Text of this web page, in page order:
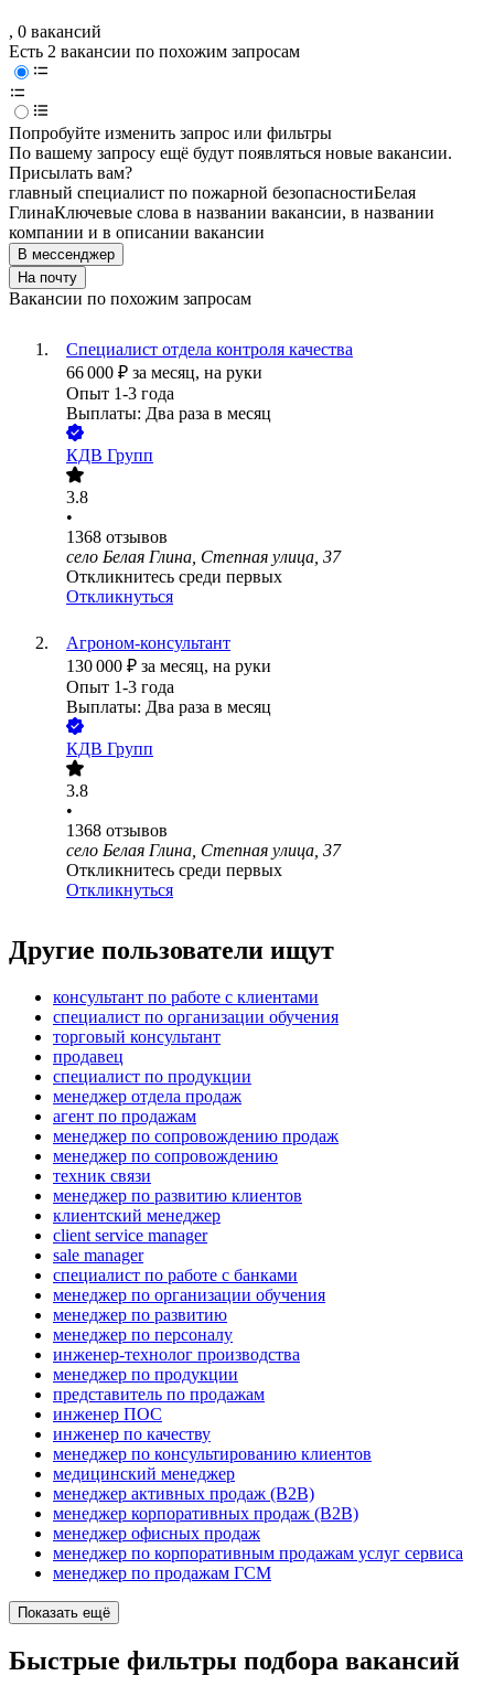
, 0 вакансий
Есть 2 вакансии по похожим запросам
Попробуйте изменить запрос или фильтры
По вашему запросу ещё будут появляться новые вакансии.
Присылать вам?
главный специалист по пожарной безопасностиБелая
ГлинаКлючевые слова в названии вакансии, в названии
компании и в описании вакансии
В мессенджер
На почту
Вакансии по похожим запросам
Специалист отдела контроля качества
66 000 ₽ за месяц, на руки
Опыт 1-3 года
Выплаты: Два раза в месяц
КДВ Групп
3.8
•
1368 отзывов
село Белая Глина, Степная улица, 37
Откликнитесь среди первых
Откликнуться
Агроном-консультант
130 000 ₽ за месяц, на руки
Опыт 1-3 года
Выплаты: Два раза в месяц
КДВ Групп
3.8
•
1368 отзывов
село Белая Глина, Степная улица, 37
Откликнитесь среди первых
Откликнуться
Другие пользователи ищут
консультант по работе с клиентами
специалист по организации обучения
торговый консультант
продавец
специалист по продукции
менеджер отдела продаж
агент по продажам
менеджер по сопровождению продаж
менеджер по сопровождению
техник связи
менеджер по развитию клиентов
клиентский менеджер
client service manager
sale manager
специалист по работе с банками
менеджер по организации обучения
менеджер по развитию
менеджер по персоналу
инженер-технолог производства
менеджер по продукции
представитель по продажам
инженер ПОС
инженер по качеству
менеджер по консультированию клиентов
медицинский менеджер
менеджер активных продаж (B2B)
менеджер корпоративных продаж (B2B)
менеджер офисных продаж
менеджер по корпоративным продажам услуг сервиса
менеджер по продажам ГСМ
Показать ещё
Быстрые фильтры подбора вакансий